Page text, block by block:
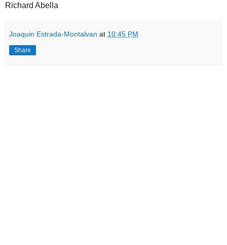
Richard Abella
Joaquin Estrada-Montalvan at 10:45 PM
Share